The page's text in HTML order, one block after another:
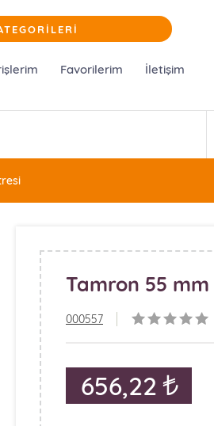
Favorilerim İletişim
Tamron 55
000557
656,22